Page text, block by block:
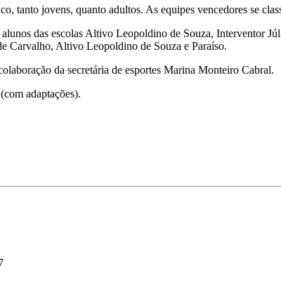
tanto jovens, quanto adultos. As equipes vencedores se
das escolas Altivo Leopoldino de Souza, Interventor
Carvalho, Altivo Leopoldino de Souza e Paraíso.
da secretária de esportes Marina Monteiro Cabral.
(com adaptações).